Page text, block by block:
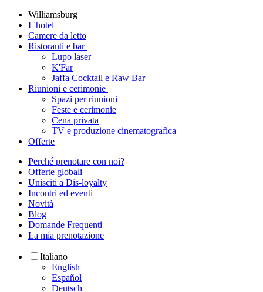
Williamsburg
L'hotel
Camere da letto
Ristoranti e bar
Lupo laser
K'Far
Jaffa Cocktail e Raw Bar
Riunioni e cerimonie
Spazi per riunioni
Feste e cerimonie
Cena privata
TV e produzione cinematografica
Offerte
Perché prenotare con noi?
Offerte globali
Unisciti a Dis-loyalty
Incontri ed eventi
Novità
Blog
Domande Frequenti
La mia prenotazione
Italiano
English
Español
Deutsch